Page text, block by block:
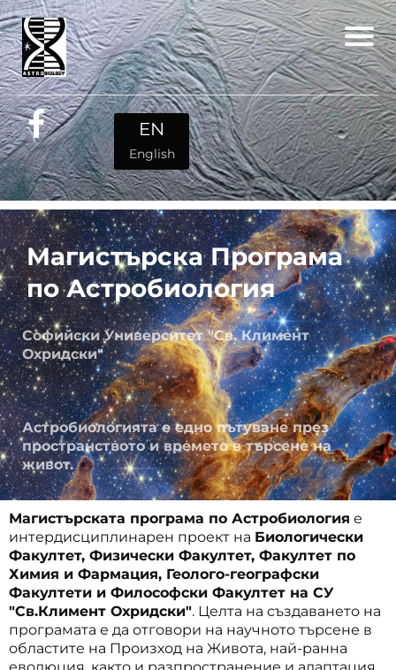
EN
English
Магистърска Програма
по Астробиология
Софийски Университет "Св. Климент
Охридски"
Астробиологията е едно пътуване през
пространството и времето в търсене на
живот.
Магистърската програма по Астробиология е
интердисциплинарен проект на Биологически
Факултет, Физически Факултет, Факултет по
Химия и Фармация, Геолого-географски
Факултети и Философски Факултет на СУ
"Св.Климент Охридски". Целта на създаването на
програмата е да отговори на научното търсене в
областите на Произход на Живота, най-ранна